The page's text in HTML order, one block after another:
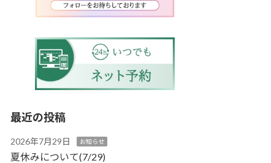
最近の投稿
2026年7月29日 お知らせ
夏休みについて(7/29)